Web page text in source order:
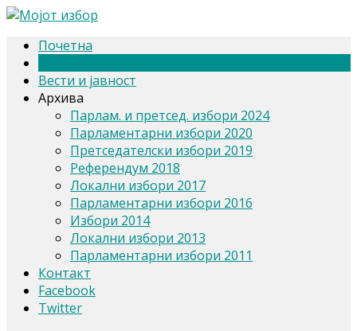
Почетна
Вести и јавност
Архива
Парлам. и претсед. избори 2024
Парламентарни избори 2020
Претседателски избори 2019
Референдум 2018
Локални избори 2017
Парламентарни избори 2016
Избори 2014
Локални избори 2013
Парламентарни избори 2011
Контакт
Facebook
Twitter